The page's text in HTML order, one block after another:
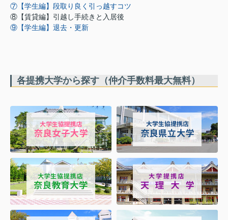
⑦【学生編】段取り良く引っ越すコツ
⑧【賃貸編】引越し手続きと入居後
⑨【学生編】退去・更新
各提携大学から探す（仲介手数料最大無料）